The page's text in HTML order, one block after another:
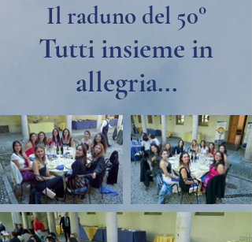
Il raduno del 50°
Tutti insieme in
allegria...